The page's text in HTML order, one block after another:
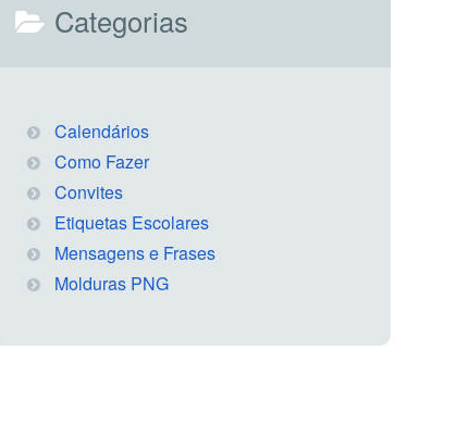
Categorias
Calendários
Como Fazer
Convites
Etiquetas Escolares
Mensagens e Frases
Molduras PNG